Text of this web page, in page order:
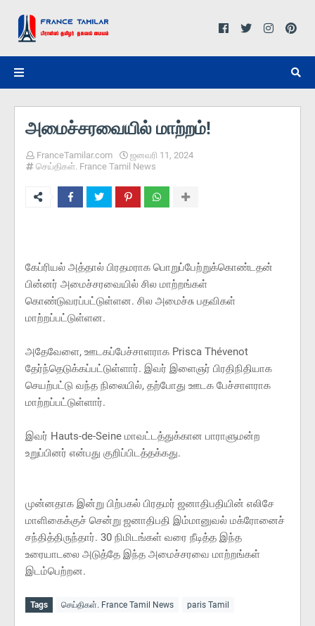
அமைச்சரவையில் மாற்றம்!
FranceTamilar.com
ஜனவரி 11, 2024
செய்திகள். France Tamil News
கேப்ரியல் அத்தால் பிரதமராக பொறுப்பேற்றுக்கொண்டதன்
பின்னர் அமைச்சரவையில் சில மாற்றங்கள்
கொண்டுவரப்பட்டுள்ளன. சில அமைச்சு பதவிகள்
மாற்றப்பட்டுள்ளன.
அதேவேளை, ஊடகப்பேச்சாளராக Prisca Thévenot
தேர்ந்தெடுக்கப்பட்டுள்ளார். இவர் இளைஞர் பிரதிநிதியாக
செயற்பட்டு வந்த நிலையில், தற்போது ஊடக பேச்சாளராக
மாற்றப்பட்டுள்ளார்.
இவர் Hauts-de-Seine மாவட்டத்துக்கான பாராளுமன்ற
உறுப்பினர் என்பது குறிப்பிடத்தக்கது.
முன்னதாக இன்று பிற்பகல் பிரதமர் ஜனாதிபதியின் எலிசே
மாளிகைக்குச் சென்று ஜனாதிபதி இம்மானுவல் மக்ரோனைச்
சந்தித்திருந்தார். 30 நிமிடங்கள் வரை நீடித்த இந்த
உரையாடலை அடுத்தே இந்த அமைச்சரவை மாற்றங்கள்
இடம்பெற்றன.
Tags செய்திகள். France Tamil News paris Tamil